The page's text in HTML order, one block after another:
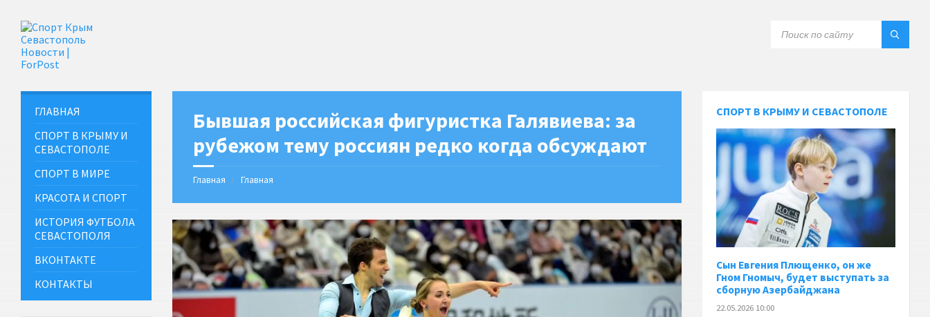
Бывшая российская фигуристка Галявиева: за
рубежом тему россиян редко когда обсуждают
Главная Главная
ГЛАВНАЯ
СПОРТ В КРЫМУ И
СЕВАСТОПОЛЕ
СПОРТ В МИРЕ
КРАСОТА И СПОРТ
ИСТОРИЯ ФУТБОЛА
СЕВАСТОПОЛЯ
ВКОНТАКТЕ
КОНТАКТЫ
СПОРТ В КРЫМУ И СЕВАСТОПОЛЕ
Сын Евгения Плющенко, он же
Гном Гномыч, будет выступать за
сборную Азербайджана
22.05.2026 10:00